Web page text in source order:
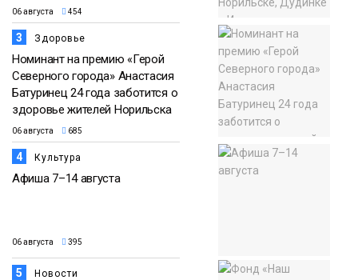
06 августа 454
3 Здоровье
Номинант на премию «Герой
Северного города» Анастасия
Батуринец 24 года заботится о
здоровье жителей Норильска
06 августа 685
4 Культура
Афиша 7–14 августа
06 августа 395
5 Новости